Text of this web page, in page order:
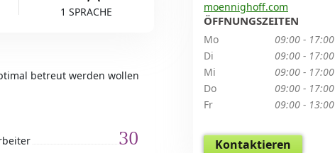
1 SPRACHE
betreut werden wollen
30
moennighoff.com
ÖFFNUNGSZEITEN
Mo
09:00 - 17:00
Di
09:00 - 17:00
Mi
09:00 - 17:00
Do
09:00 - 17:00
Fr
09:00 - 13:00
Kontaktieren